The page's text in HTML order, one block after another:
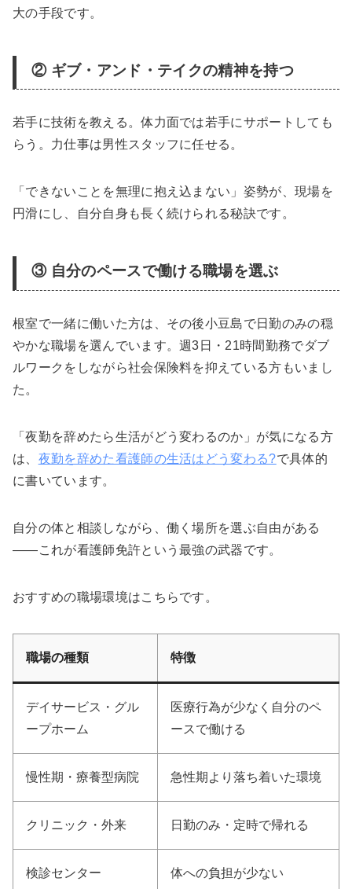
大の手段です。
② ギブ・アンド・テイクの精神を持つ
若手に技術を教える。体力面では若手にサポートしても
らう。力仕事は男性スタッフに任せる。
「できないことを無理に抱え込まない」姿勢が、現場を
円滑にし、自分自身も長く続けられる秘訣です。
③ 自分のペースで働ける職場を選ぶ
根室で一緒に働いた方は、その後小豆島で日勤のみの穏
やかな職場を選んでいます。週3日・21時間勤務でダブ
ルワークをしながら社会保険料を抑えている方もいまし
た。
「夜勤を辞めたら生活がどう変わるのか」が気になる方
は、 夜勤を辞めた看護師の生活はどう変わる?で具体的
に書いています。
自分の体と相談しながら、働く場所を選ぶ自由がある
——これが看護師免許という最強の武器です。
おすすめの職場環境はこちらです。
職場の種類 特徴
デイサービス・グル
ープホーム
医療行為が少なく自分のペ
ースで働ける
慢性期・療養型病院 急性期より落ち着いた環境
クリニック・外来 日勤のみ・定時で帰れる
検診センター 体への負担が少ない